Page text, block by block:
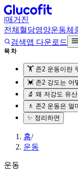
|매거진
전체 혈당영양운동체
검색앱 다운로드
목차
🏋️ 존2 운동이란
💓 존2 강도는 어
🔬 왜 저강도 유
🚶 존2 운동은 얼
✨ 정리하면
홈/
운동
운동